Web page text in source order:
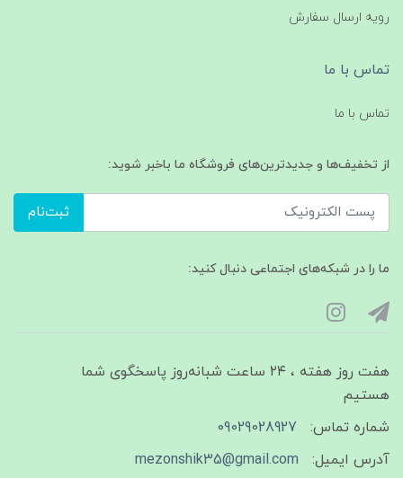
رویه ارسال سفارش
تماس با ما
تماس با ما
از تخفیف‌ها و جدیدترین‌های فروشگاه ما باخبر شوید:
ثبت‌نام
ما را در شبکه‌های اجتماعی دنبال کنید:
هفت روز هفته ، ۲۴ ساعت شبانه‌روز پاسخگوی شما
هستیم
شماره تماس:
09029028927
آدرس ایمیل:
mezonshik35@gmail.com